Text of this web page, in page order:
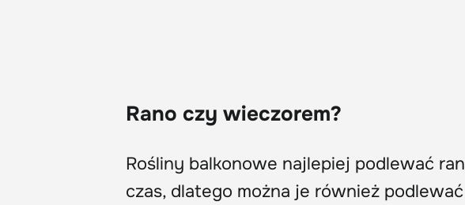
Rano czy wieczorem?
Rośliny balkonowe najlepiej podlewać
czas, dlatego można je również